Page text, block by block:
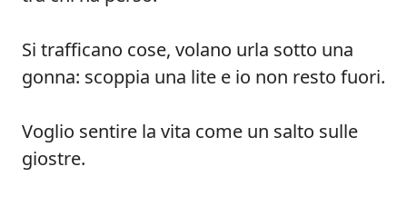
Si trafficano cose, volano urla sotto una
gonna: scoppia una lite e io non resto fuori.
Voglio sentire la vita come un salto sulle
giostre.